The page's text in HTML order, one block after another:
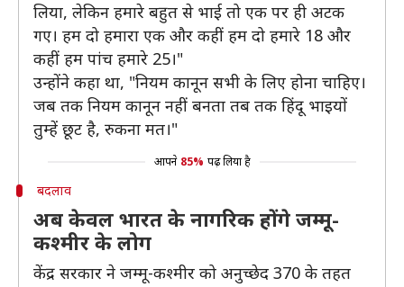
लिया, लेकिन हमारे बहुत से भाई तो एक पर ही अटक
गए। हम दो हमारा एक और कहीं हम दो हमारे 18 और
कहीं हम पांच हमारे 25।"
उन्होंने कहा था, "नियम कानून सभी के लिए होना चाहिए।
जब तक नियम कानून नहीं बनता तब तक हिंदू भाइयों
तुम्हें छूट है, रुकना मत।"
आपने 85% पढ़ लिया है
बदलाव
अब केवल भारत के नागरिक होंगे जम्मू-
कश्मीर के लोग
केंद्र सरकार ने जम्मू-कश्मीर को अनुच्छेद 370 के तहत